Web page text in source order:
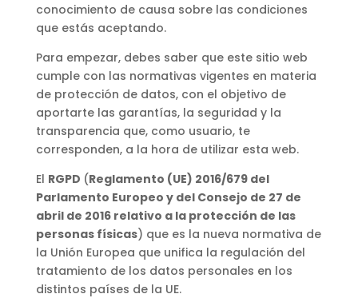
conocimiento de causa sobre las condiciones
que estás aceptando.
Para empezar, debes saber que este sitio web
cumple con las normativas vigentes en materia
de protección de datos, con el objetivo de
aportarte las garantías, la seguridad y la
transparencia que, como usuario, te
corresponden, a la hora de utilizar esta web.
El RGPD (Reglamento (UE) 2016/679 del
Parlamento Europeo y del Consejo de 27 de
abril de 2016 relativo a la protección de las
personas físicas) que es la nueva normativa de
la Unión Europea que unifica la regulación del
tratamiento de los datos personales en los
distintos países de la UE.